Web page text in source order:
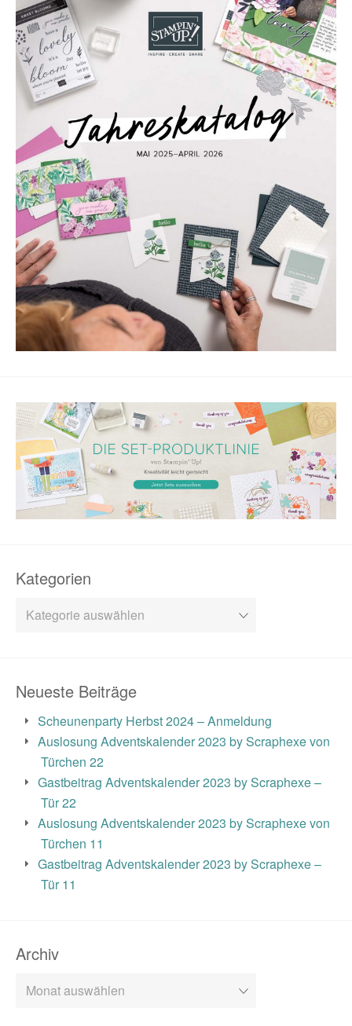
Kategorien
Kategorien
Neueste Beiträge
Scheunenparty Herbst 2024 – Anmeldung
Auslosung Adventskalender 2023 by Scraphexe von
Türchen 22
Gastbeitrag Adventskalender 2023 by Scraphexe –
Tür 22
Auslosung Adventskalender 2023 by Scraphexe von
Türchen 11
Gastbeitrag Adventskalender 2023 by Scraphexe –
Tür 11
Archiv
Archiv